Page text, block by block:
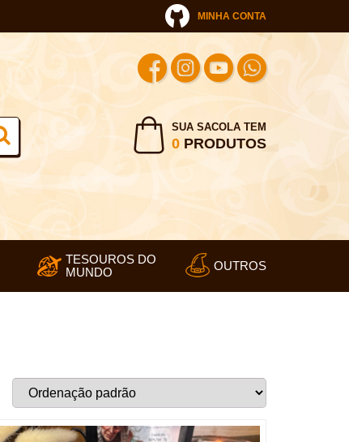
MINHA CONTA
SUA SACOLA TEM
0PRODUTOS
TESOUROS DO
MUNDO
OUTROS